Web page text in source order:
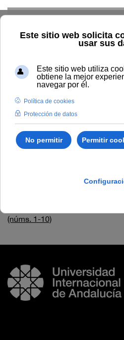
Inicio Vida universitaria
Publicaciones
Búsqueda por autor
Clásicos de
Española
Clásicos de la literatura
(núms. 1-10)